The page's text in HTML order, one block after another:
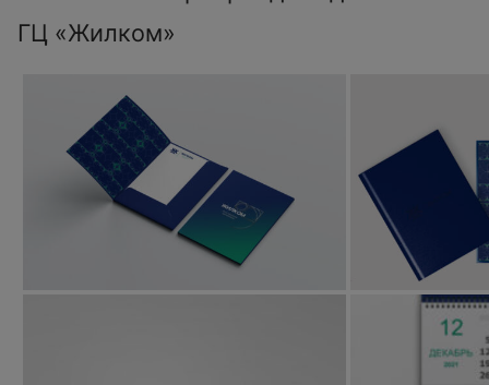
ГЦ «Жилком»